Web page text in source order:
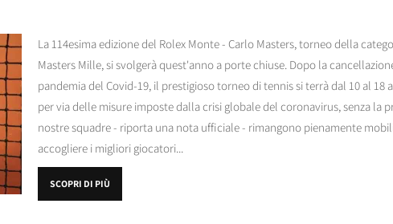
La 114esima edizione del Rolex Monte - Carlo Masters, torneo della
Masters Mille, si svolgerà quest'anno a porte chiuse. Dopo la
pandemia del Covid-19, il prestigioso torneo di tennis si terrà dal 10 al 18
per via delle misure imposte dalla crisi globale del coronavirus, senza la
nostre squadre - riporta una nota ufficiale - rimangono pienamente
accogliere i migliori giocatori...
SCOPRI DI PIÙ